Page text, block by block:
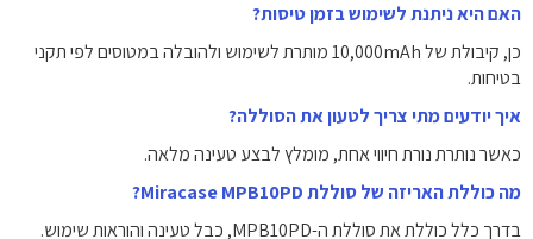
האם היא ניתנת לשימוש בזמן טיסות?
כן, קיבולת של 10,000mAh מותרת לשימוש ולהובלה במטוסים לפי תקני
בטיחות.
איך יודעים מתי צריך לטעון את הסוללה?
כאשר נותרת נורת חיווי אחת, מומלץ לבצע טעינה מלאה.
מה כוללת האריזה של סוללת Miracase MPB10PD?
בדרך כלל כוללת את סוללת ה-MPB10PD, כבל טעינה והוראות שימוש.